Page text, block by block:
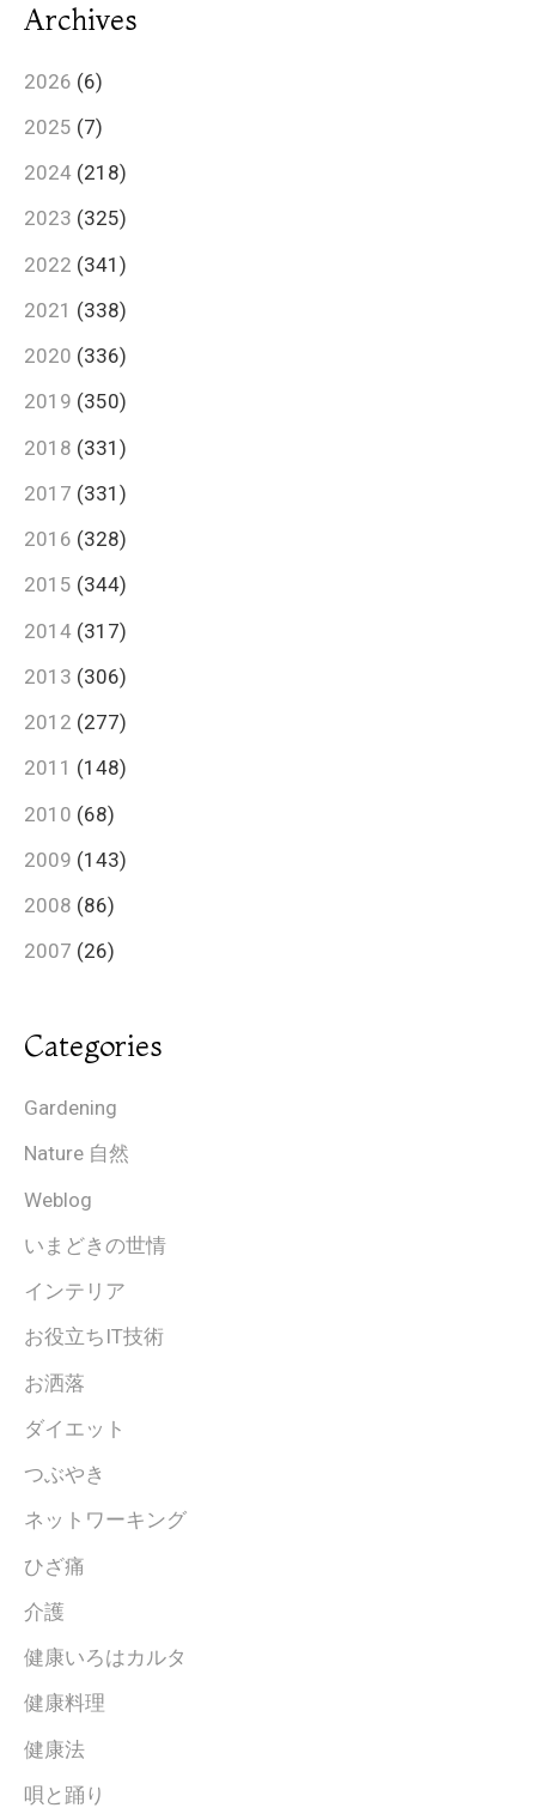
Archives
2026 (6)
2025 (7)
2024 (218)
2023 (325)
2022 (341)
2021 (338)
2020 (336)
2019 (350)
2018 (331)
2017 (331)
2016 (328)
2015 (344)
2014 (317)
2013 (306)
2012 (277)
2011 (148)
2010 (68)
2009 (143)
2008 (86)
2007 (26)
Categories
Gardening
Nature 自然
Weblog
いまどきの世情
インテリア
お役立ちIT技術
お洒落
ダイエット
つぶやき
ネットワーキング
ひざ痛
介護
健康いろはカルタ
健康料理
健康法
唄と踊り